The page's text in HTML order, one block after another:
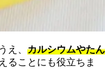
え、 カルシウムやたん
ることにも役立ちま